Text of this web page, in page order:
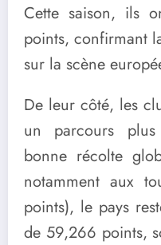
Cette saison, ils
points, confirmant
sur la scène
De leur côté, les
un parcours
bonne récolte
notamment aux
points), le pays
de 59,266 points,